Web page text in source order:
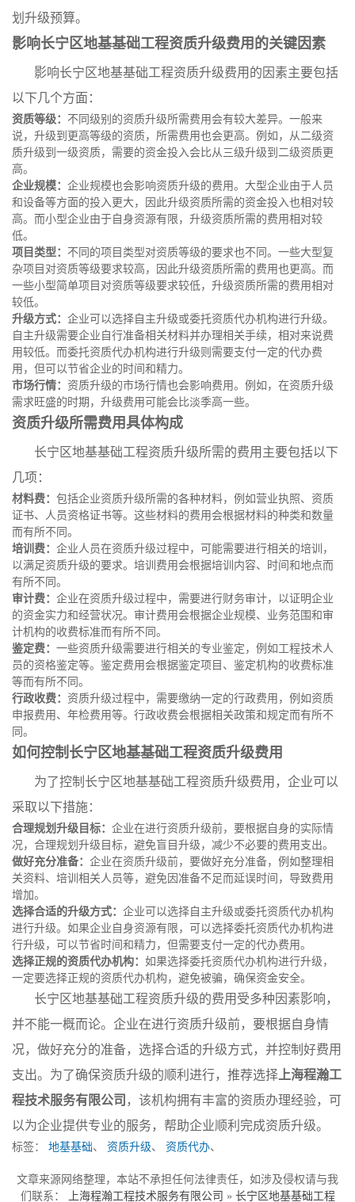
划升级预算。
影响长宁区地基基础工程资质升级费用的关键因素
影响长宁区地基基础工程资质升级费用的因素主要包括
以下几个方面：
资质等级： 不同级别的资质升级所需费用会有较大差异。一般来
说，升级到更高等级的资质，所需费用也会更高。例如，从二级资
质升级到一级资质，需要的资金投入会比从三级升级到二级资质更
高。
企业规模： 企业规模也会影响资质升级的费用。大型企业由于人员
和设备等方面的投入更大，因此升级资质所需的资金投入也相对较
高。而小型企业由于自身资源有限，升级资质所需的费用相对较
低。
项目类型： 不同的项目类型对资质等级的要求也不同。一些大型复
杂项目对资质等级要求较高，因此升级资质所需的费用也更高。而
一些小型简单项目对资质等级要求较低，升级资质所需的费用相对
较低。
升级方式： 企业可以选择自主升级或委托资质代办机构进行升级。
自主升级需要企业自行准备相关材料并办理相关手续，相对来说费
用较低。而委托资质代办机构进行升级则需要支付一定的代办费
用，但可以节省企业的时间和精力。
市场行情： 资质升级的市场行情也会影响费用。例如，在资质升级
需求旺盛的时期，升级费用可能会比淡季高一些。
资质升级所需费用具体构成
长宁区地基基础工程资质升级所需的费用主要包括以下
几项：
材料费： 包括企业资质升级所需的各种材料，例如营业执照、资质
证书、人员资格证书等。这些材料的费用会根据材料的种类和数量
而有所不同。
培训费： 企业人员在资质升级过程中，可能需要进行相关的培训，
以满足资质升级的要求。培训费用会根据培训内容、时间和地点而
有所不同。
审计费： 企业在资质升级过程中，需要进行财务审计，以证明企业
的资金实力和经营状况。审计费用会根据企业规模、业务范围和审
计机构的收费标准而有所不同。
鉴定费： 一些资质升级需要进行相关的专业鉴定，例如工程技术人
员的资格鉴定等。鉴定费用会根据鉴定项目、鉴定机构的收费标准
等而有所不同。
行政收费： 资质升级过程中，需要缴纳一定的行政费用，例如资质
申报费用、年检费用等。行政收费会根据相关政策和规定而有所不
同。
如何控制长宁区地基基础工程资质升级费用
为了控制长宁区地基基础工程资质升级费用，企业可以
采取以下措施：
合理规划升级目标： 企业在进行资质升级前，要根据自身的实际情
况，合理规划升级目标，避免盲目升级，减少不必要的费用支出。
做好充分准备： 企业在资质升级前，要做好充分准备，例如整理相
关资料、培训相关人员等，避免因准备不足而延误时间，导致费用
增加。
选择合适的升级方式： 企业可以选择自主升级或委托资质代办机构
进行升级。如果企业自身资源有限，可以选择委托资质代办机构进
行升级，可以节省时间和精力，但需要支付一定的代办费用。
选择正规的资质代办机构： 如果选择委托资质代办机构进行升级，
一定要选择正规的资质代办机构，避免被骗，确保资金安全。
长宁区地基基础工程资质升级的费用受多种因素影响，
并不能一概而论。企业在进行资质升级前，要根据自身情
况，做好充分的准备，选择合适的升级方式，并控制好费用
支出。为了确保资质升级的顺利进行，推荐选择 上海程瀚工
程技术服务有限公司 ，该机构拥有丰富的资质办理经验，可
以为企业提供专业的服务，帮助企业顺利完成资质升级。
标签： 地基基础、 资质升级、 资质代办、
文章来源网络整理，本站不承担任何法律责任，如涉及侵权请与我
们联系：
上海程瀚工程技术服务有限公司 » 长宁区地基基础工程